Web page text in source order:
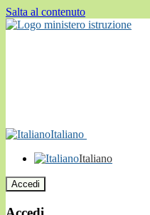
Salta al contenuto
Italiano
Italiano
Accedi